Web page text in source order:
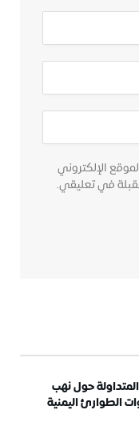
الإلكتروني
في تعليقي.
حول نهب
الطوارئ اليمنية